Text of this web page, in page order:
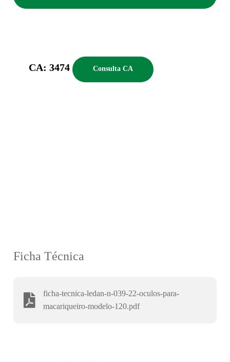
CA: 3474 Consulta CA
Ficha Técnica
ficha-tecnica-ledan-n-039-22-oculos-para-
macariqueiro-modelo-120.pdf